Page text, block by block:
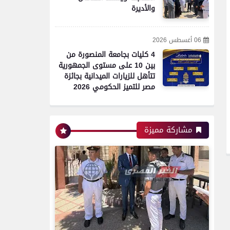
والأديرة
06 أغسطس 2026
4 كليات بجامعة المنصورة من
بين 10 على مستوى الجمهورية
تتأهل للزيارات الميدانية بجائزة
مصر للتميز الحكومي 2026
مشاركة مميزة
مدير أمن سوهاج يتفقد
الخدمات الأمنية والارتكازات
..ويؤكد ضرورة اليقظة التامة
تموين الفيوم ضبط سيارة نقل
محملة بـ 1750 كيلو جبنة
مجهولة المصدر وغير صالحة
للاستهلاك الآدمي
محافظات